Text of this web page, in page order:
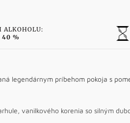
ALKOHOLU:
40 %
legendárnym príbehom pokoja s
vanilkového korenia so silným